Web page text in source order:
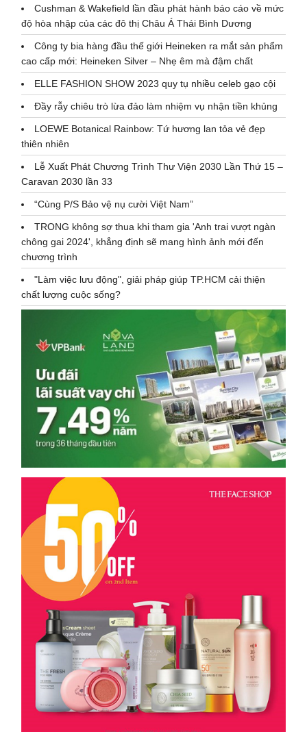
Cushman & Wakefield lần đầu phát hành báo cáo về mức
độ hòa nhập của các đô thị Châu Á Thái Bình Dương
Công ty bia hàng đầu thế giới Heineken ra mắt sản phẩm
cao cấp mới: Heineken Silver – Nhẹ êm mà đậm chất
ELLE FASHION SHOW 2023 quy tụ nhiều celeb gạo cội
Đầy rẫy chiêu trò lừa đảo làm nhiệm vụ nhận tiền khủng
LOEWE Botanical Rainbow: Tứ hương lan tỏa vẻ đẹp
thiên nhiên
Lễ Xuất Phát Chương Trình Thư Viện 2030 Lần Thứ 15 –
Caravan 2030 lần 33
“Cùng P/S Bảo vệ nụ cười Việt Nam”
TRONG không sợ thua khi tham gia 'Anh trai vượt ngàn
chông gai 2024', khẳng định sẽ mang hình ảnh mới đến
chương trình
"Làm việc lưu động", giải pháp giúp TP.HCM cải thiện
chất lượng cuộc sống?